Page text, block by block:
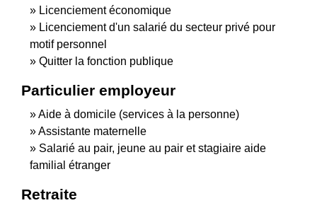
Licenciement économique
Licenciement d'un salarié du secteur privé pour
motif personnel
Quitter la fonction publique
Particulier employeur
Aide à domicile (services à la personne)
Assistante maternelle
Salarié au pair, jeune au pair et stagiaire aide
familial étranger
Retraite